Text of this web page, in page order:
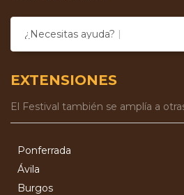
¿Necesitas ayuda?
EXTENSIONES
El Festival también se amplía a
Ponferrada
Ávila
Burgos